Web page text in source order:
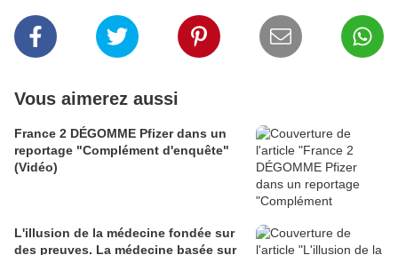
Vous aimerez aussi
France 2 DÉGOMME Pfizer dans un
reportage "Complément d'enquête"
(Vidéo)
L'illusion de la médecine fondée sur
des preuves. La médecine basée sur